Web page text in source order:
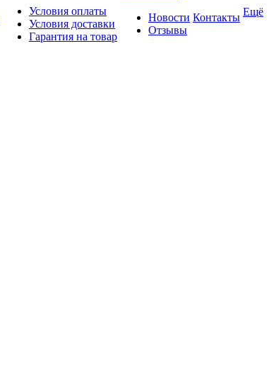
Условия оплаты
Условия доставки
Гарантия на товар
Новости
Отзывы
Контакты Ещё